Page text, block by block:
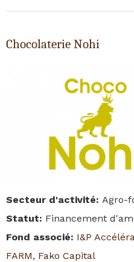
Chocolaterie Nohi
Secteur d'activité: Agro-
Statut: Financement
Fond associé: I&P
FARM, Fako Capital